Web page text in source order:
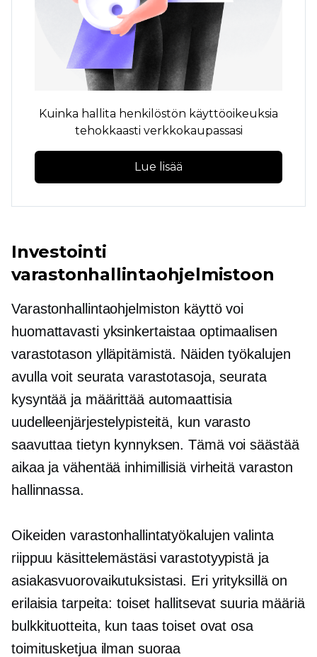
Kuinka hallita henkilöstön käyttöoikeuksia
tehokkaasti verkkokaupassasi
Lue lisää
Investointi
varastonhallintaohjelmistoon
Varastonhallintaohjelmiston käyttö voi
huomattavasti yksinkertaistaa optimaalisen
varastotason ylläpitämistä. Näiden työkalujen
avulla voit seurata varastotasoja, seurata
kysyntää ja määrittää automaattisia
uudelleenjärjestelypisteitä, kun varasto
saavuttaa tietyn kynnyksen. Tämä voi säästää
aikaa ja vähentää inhimillisiä virheitä varaston
hallinnassa.
Oikeiden varastonhallintatyökalujen valinta
riippuu käsittelemästäsi varastotyypistä ja
asiakasvuorovaikutuksistasi. Eri yrityksillä on
erilaisia ​​tarpeita: toiset hallitsevat suuria määriä
bulkkituotteita, kun taas toiset ovat osa
toimitusketjua ilman suoraa